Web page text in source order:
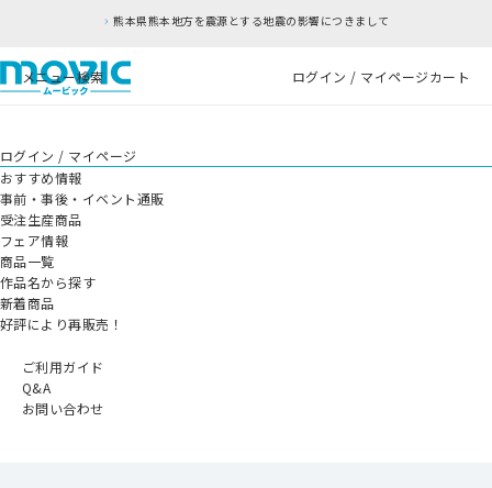
熊本県熊本地方を震源とする地震の影響につきまして
メニュー検索 ログイン / マイページカート
ログイン / マイページ
おすすめ情報
事前・事後・イベント通販
受注生産商品
フェア情報
商品一覧
作品名から探す
新着商品
好評により再販売！
ご利用ガイド
Q&A
お問い合わせ